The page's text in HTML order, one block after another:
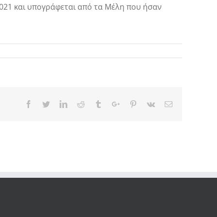
και υπογράφεται από τα Μέλη που ήσαν
Facebook
TwitterLinkedinReddit TumblrGoogle+Pinterest
Vk Email